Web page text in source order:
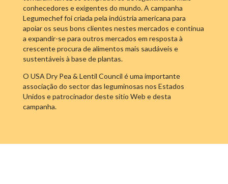
conhecedores e exigentes do mundo. A campanha
Legumechef foi criada pela indústria americana para
apoiar os seus bons clientes nestes mercados e continua
a expandir-se para outros mercados em resposta à
crescente procura de alimentos mais saudáveis e
sustentáveis à base de plantas.
O USA Dry Pea & Lentil Council é uma importante
associação do sector das leguminosas nos Estados
Unidos e patrocinador deste sítio Web e desta
campanha.